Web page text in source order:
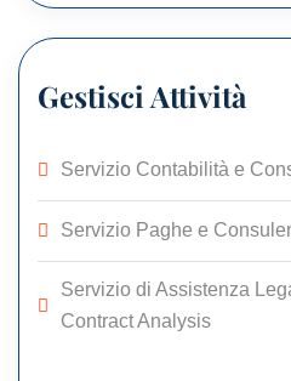
Gestisci Attività
Servizio Contabilità e
Servizio Paghe e
Servizio di Assistenza
Contract Analysis